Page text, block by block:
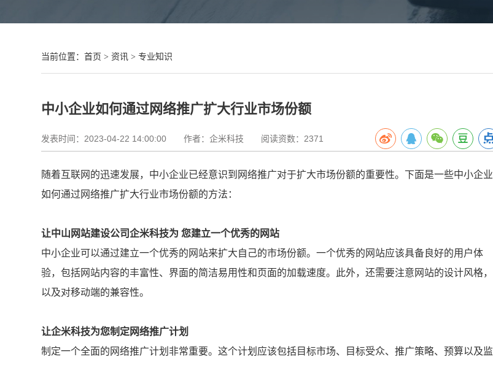
当前位置：首页 资讯 专业知识
中小企业如何通过网络推广扩大行业市场份额
发表时间：2023-04-22 14:00:00作者：企米科技 阅读资数：2371
随着互联网的迅速发展，中小企业已经意识到网络推广对于扩大市场份额的重要性。下面是一些中小企业
如何通过网络推广扩大行业市场份额的方法：
让中山网站建设公司企米科技为 您建立一个优秀的网站
中小企业可以通过建立一个优秀的网站来扩大自己的市场份额。一个优秀的网站应该具备良好的用户体
验，包括网站内容的丰富性、界面的简洁易用性和页面的加载速度。此外，还需要注意网站的设计风格，
以及对移动端的兼容性。
让企米科技为您制定网络推广计划
制定一个全面的网络推广计划非常重要。这个计划应该包括目标市场、目标受众、推广策略、预算以及监